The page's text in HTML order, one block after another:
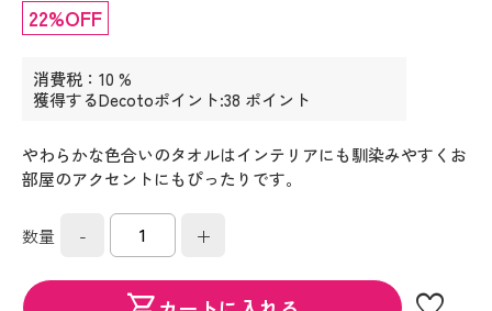
22%OFF
消費税：10 %
獲得するDecotoポイント:38 ポイント
やわらかな色合いのタオルはインテリアにも馴染みやすくお
部屋のアクセントにもぴったりです。
数量 - +